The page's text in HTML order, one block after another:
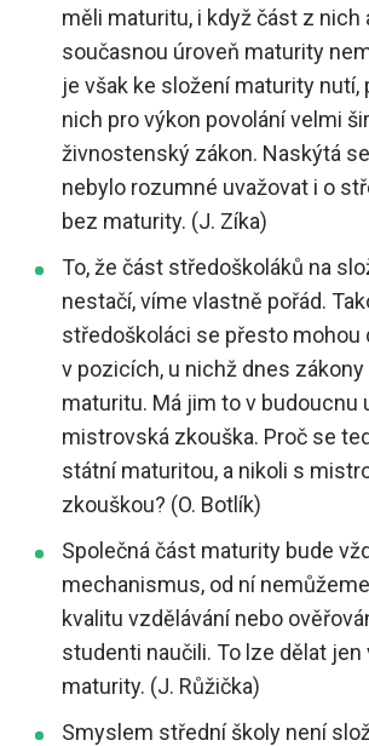
měli maturitu, i když část z nich
současnou úroveň maturity
je však ke složení maturity nutí,
nich pro výkon povolání velmi
živnostenský zákon. Naskýtá
nebylo rozumné uvažovat i o
bez maturity. (J. Zíka)
To, že část středoškoláků na
nestačí, víme vlastně pořád.
středoškoláci se přesto mohou
v pozicích, u nichž dnes
maturitu. Má jim to v budoucnu
mistrovská zkouška. Proč se
státní maturitou, a nikoli s
zkouškou? (O. Botlík)
Společná část maturity bude
mechanismus, od ní
kvalitu vzdělávání nebo
studenti naučili. To lze dělat
maturity. (J. Růžička)
Smyslem střední školy není